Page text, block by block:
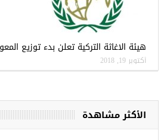
هيئة الاغاثة التركية تعلن بدء توزيع
أكتوبر 19, 2018
الأكثر مشاهدة